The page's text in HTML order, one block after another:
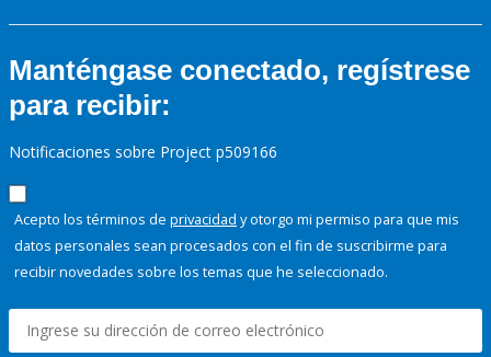
Manténgase conectado, regístrese
para recibir:
Notificaciones sobre Project p509166
Acepto los términos de privacidad y otorgo mi permiso para que mis
datos personales sean procesados con el fin de suscribirme para
recibir novedades sobre los temas que he seleccionado.